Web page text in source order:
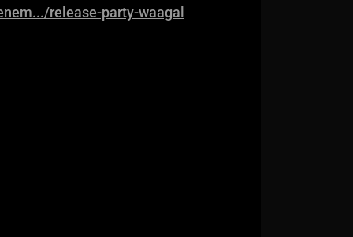
release-party-waagal